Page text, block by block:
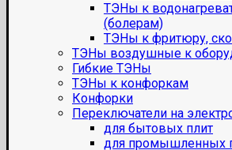
ТЭНы к
(болерам)
ТЭНы к фритюру,
ТЭНы воздушные к
Гибкие ТЭНы
ТЭНы к конфоркам
Конфорки
Переключатели на
для бытовых плит
для промышленных